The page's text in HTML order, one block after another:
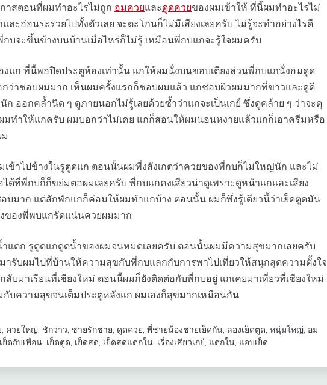
าสตอนที่ผมทำอะไรไม่ถูก อมควยและดูดควยของผมเข้าให้ ที่นี้ผมทำอะไรไม่
ละอ่อนระรวยไปทั้งตัวเลย จะตะโกนก็ไม่มีเสียงเลยครับ ไม่รู้จะทำอย่างไรดี
บจะขึ้นข้างบนบ้านเมื่อไหร่ก็ไม่รู้ เหมือนพี่กบแกจะรู้ใจผมครับ
งแก ที่นี้พอปิดประตูห้องเท่านั้น แกให้ผมนั่งบนขอบเตียงส่วนพี่กบแกนั่งอมดูด
ว่าชอบผมมาก เห็นผมครั้งแรกก็ชอบผมแล้ว แกชอบผิวผมมากที่ขาวและดูดี
ออกคล้ำนิด ๆ ดูภายนอกไม่รู้เลยด้วยซ้ำว่าแกจะเป็นเกย์ ซึ่งดูคล้าย ๆ ว่าจะดุ
ทำให้แกครับ ผมบอกว่าไม่เคย แกก็สอนให้ผมนอนหงายแล้วแกก็เอาครีมหรือ
เข้าไปข้างในรูตูดแก ตอนนั้นผมพี่งสังเกตว่าควยของพี่กบก็ไม่ใหญ่นัก และไม่
ด้ที่พี่กบก็ก็ขย่มตอผมเลยครับ พี่กบแกคงเสียวน่าดูเพราะดูหน้าแกและเสียง
อบมาก แต่สักพักแกก็ค่อมให้ผมทำแกบ้าง ตอนนั้น ผมก็พึ่งรู้เดียวนี้ว่าเย็ดตูดมัน
ของพี่พบแกรัดแน่นควยผมมาก
แตก รูตูดแกดูดน้ำของผมจนหมดเลยครับ ตอนนั้นผมมีความสุขมากเลยครับ
รับผมไปที่บ้านให้ความสุขกับพี่กบแลกกับการพาไปเที่ยวให้สนุกสุดความตั้งใจ
ลับมาเรียนที่เชียงใหม่ ตอนนี้ผมก็ยังติดต่อกับพี่กบอยู่ แกเคยมาเที่ยวที่เชียงใหม่
บความสุขจนเต็มประตูหลังแก ผมเองก็สุขมากเหมือนกัน
, ควยใหญ่, ชักว่าว, ชายรักชาย, ดูดควย, พี่ชายน้องชายเย็ดกัน, ลองเย็ดตูด, หนุ่มใหญ่, อม
เย็ดกับเพื่อน, เย็ดตูด, เย็ดสด, เย็ดสดแตกใน, เรื่องเสียวเกย์, แตกใน, แอบเย็ด